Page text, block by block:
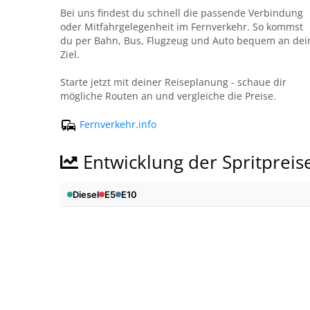
Bei uns findest du schnell die passende Verbindung
oder Mitfahrgelegenheit im Fernverkehr. So kommst
du per Bahn, Bus, Flugzeug und Auto bequem an
Ziel.
Starte jetzt mit deiner Reiseplanung - schaue dir
mögliche Routen an und vergleiche die Preise.
Fernverkehr.info
Entwicklung der